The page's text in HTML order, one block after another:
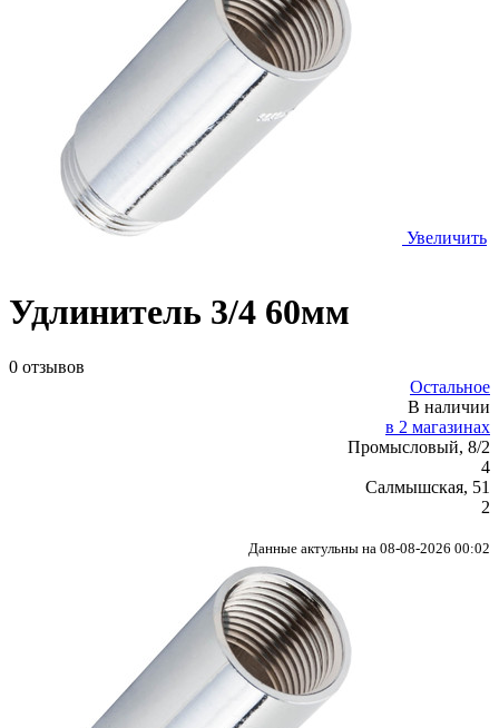
Увеличить
Удлинитель 3/4 60мм
0 отзывов
Остальное
В наличии
в 2 магазинах
Промысловый, 8/2
4
Салмышская, 51
2
Данные актульны на 08-08-2026 00:02